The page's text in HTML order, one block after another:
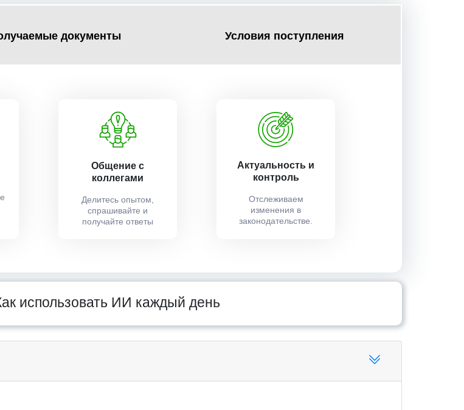
документы Условия поступления
Общение с
коллегами
Делитесь опытом,
спрашивайте и
получайте ответы
Актуальность и
контроль
Отслеживаем
изменения в
законодательстве.
использовать ИИ каждый день